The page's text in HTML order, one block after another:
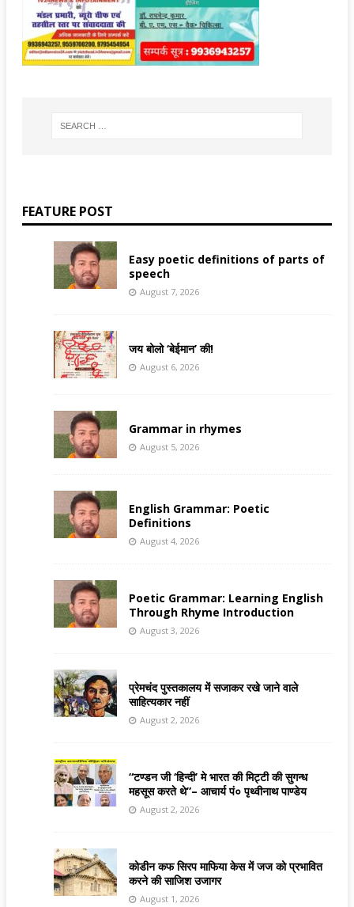
FEATURE POST
Easy poetic definitions of parts of
speech
August 7, 2026
जय बोलो ‘बेईमान’ की!
August 6, 2026
Grammar in rhymes
August 5, 2026
English Grammar: Poetic
Definitions
August 4, 2026
Poetic Grammar: Learning English
Through Rhyme Introduction
August 3, 2026
प्रेमचंद पुस्तकालय में सजाकर रखे जाने वाले
साहित्यकार नहीं
August 2, 2026
“टण्डन जी ‘हिन्दी’ मे भारत की मिट्टी की सुगन्ध
महसूस करते थे”– आचार्य पं० पृथ्वीनाथ पाण्डेय
August 2, 2026
कोडीन कफ सिरप माफिया केस में जज को प्रभावित
करने की साजिश उजागर
August 1, 2026